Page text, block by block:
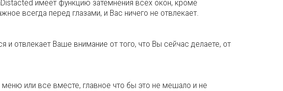
имеет функцию затемнения всех окон, кроме
всегда перед глазами, и Вас ничего не отвлекает.
и отвлекает Ваше внимание от того, что Вы сейчас делаете, от
или все вместе, главное что бы это не мешало и не